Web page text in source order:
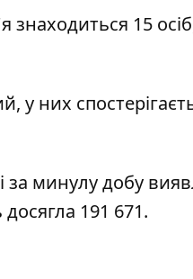
15
у них
за минулу добу
досягла 191 671.